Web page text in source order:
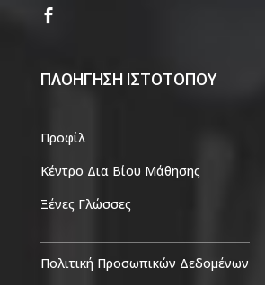

ΠΛΟΗΓΗΣΗ ΙΣΤΟΤΟΠΟΥ
Προφίλ
Κέντρο Δια Βίου Μάθησης
Ξένες Γλώσσες
Πολιτική Προσωπικών Δεδομένων